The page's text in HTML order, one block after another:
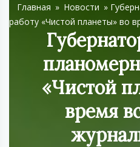
Главная » Новости »
работу «Чистой планеты» во
«Чистой
время